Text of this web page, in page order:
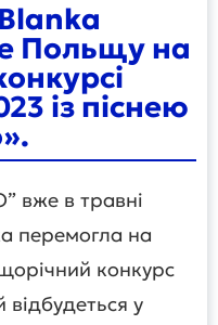
Польщу на
із піснею
вже в травні
перемогла на
конкурс
відбудеться у